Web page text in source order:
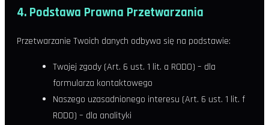
4. Podstawa Prawna Przetwarzania
Przetwarzanie Twoich danych odbywa się na podstawie:
Twojej zgody (Art. 6 ust. 1 lit. a RODO) – dla
formularza kontaktowego
Naszego uzasadnionego interesu (Art. 6 ust. 1 lit. f
RODO) – dla analityki